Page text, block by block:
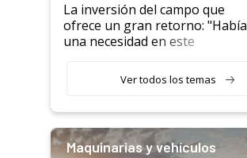
La inversión del campo que
ofrece un gran retorno: "Había
una necesidad en este
Ver todos los temas
Maquinarias y vehículos